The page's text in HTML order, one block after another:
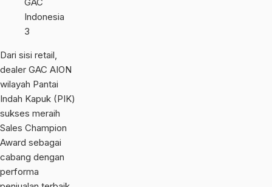
Dari sisi retail,
dealer GAC AION
wilayah Pantai
Indah Kapuk (PIK)
sukses meraih
Sales Champion
Award sebagai
cabang dengan
performa